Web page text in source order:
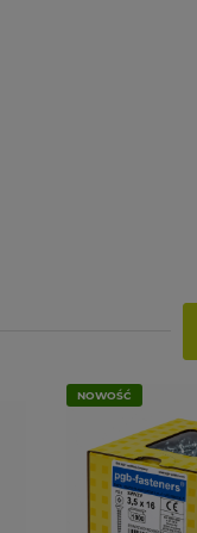
NOWOŚĆ